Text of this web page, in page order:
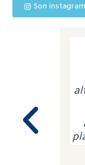
Son instagram